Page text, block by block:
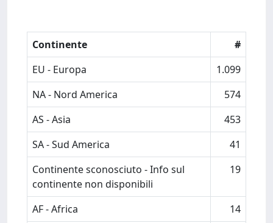
Continente
#
EU - Europa
1.099
NA - Nord America
574
AS - Asia
453
SA - Sud America
41
Continente sconosciuto - Info sul
continente non disponibili
19
AF - Africa
14